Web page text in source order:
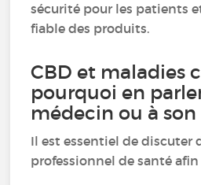
sécurité pour les patients
fiable des produits.
CBD et maladies
pourquoi en
médecin ou à
Il est essentiel de discuter
professionnel de santé afin